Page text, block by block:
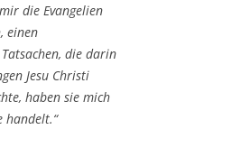
die Evangelien
einen
die darin
Jesu Christi
haben sie mich
handelt.“